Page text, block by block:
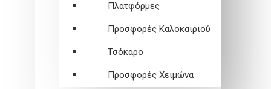
Πλατφόρμες
Προσφορές Καλοκαιριού
Τσόκαρο
Προσφορές Χειμώνα